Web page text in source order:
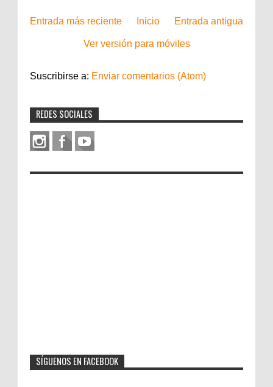
Entrada más reciente Entrada antigua
Inicio
Ver versión para móviles
Suscribirse a: Enviar comentarios (Atom)
REDES SOCIALES
SÍGUENOS EN FACEBOOK